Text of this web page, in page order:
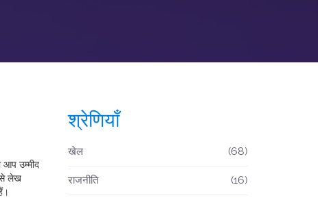
आप उम्मीद
लेख
श्रेणियाँ
खेल (68)
राजनीति (16)